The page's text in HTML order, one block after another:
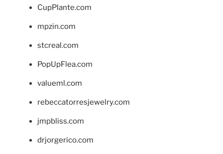
CupPlante.com
mpzin.com
stcreal.com
PopUpFlea.com
valueml.com
rebeccatorresjewelry.com
jmpbliss.com
drjorgerico.com